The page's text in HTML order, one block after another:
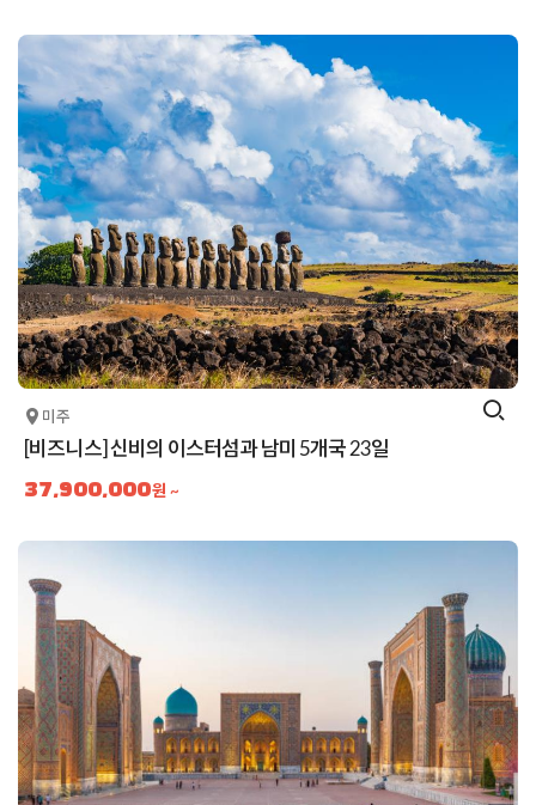
미주
[비즈니스] 신비의 이스터섬과 남미 5개국 23일
37,900,000원 ~